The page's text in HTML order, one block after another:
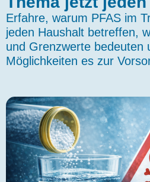
Erfahre, warum PFAS im
jeden Haushalt betreffen,
und Grenzwerte bedeuten
Möglichkeiten es zur